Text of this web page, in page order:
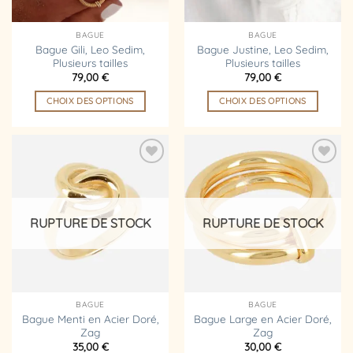
sur
la
page
du
produit
la
page
du
produit
BAGUE
Bague Gili, Leo Sedim,
Plusieurs tailles
79,00 €
CHOIX DES OPTIONS
plusieurs
variations.
Les
options
peuvent
être
la
page
du
BAGUE
Bague Justine, Leo Sedim,
Plusieurs tailles
79,00 €
CHOIX DES OPTIONS
a
plusieurs
variations.
options
peuvent
être
choisies
la
page
du
liste
RUPTURE DE STOCK
BAGUE
Bague Menti en Acier Doré,
Zag
35,00 €
Ajouter
à la
liste
RUPTURE DE STOCK
BAGUE
Bague Large en Acier Doré,
Zag
30,00 €